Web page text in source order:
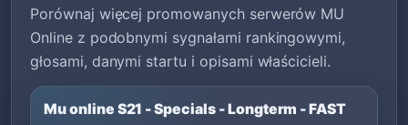
Porównaj więcej promowanych serwerów MU
Online z podobnymi sygnałami rankingowymi,
głosami, danymi startu i opisami właścicieli.
Mu online S21 - Specials - Longterm - FAST